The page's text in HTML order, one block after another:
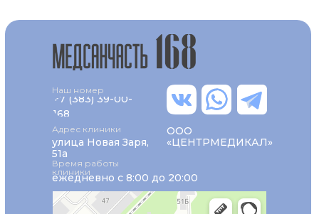
+7 (383) 39-00-
168
Наш номер
ежедневно с 8:00 до 20:00
Время работы
клиники
Адрес клиники
улица Новая Заря,
51а
ООО
«ЦЕНТРМЕДИКАЛ»